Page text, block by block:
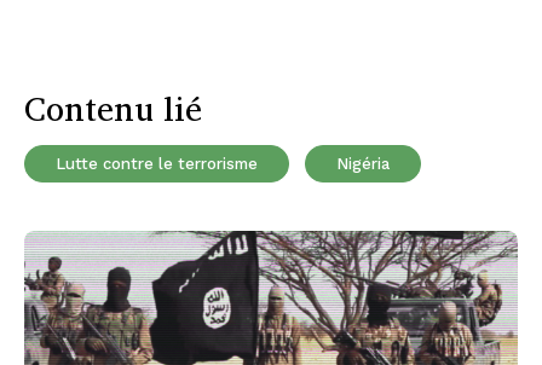
Contenu lié
Lutte contre le terrorisme Nigéria